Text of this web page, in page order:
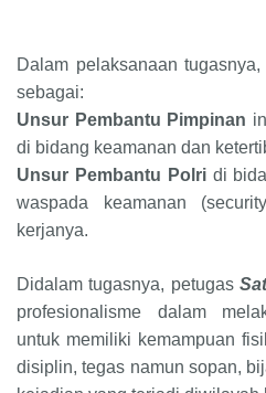
Dalam pelaksanaan
sebagai:
Unsur Pembantu Pimpinan
di bidang keamanan dan
Unsur Pembantu Polridi
waspada keamanan
kerjanya.
Didalam tugasnya, petugas
profesionalisme dalam
untuk memiliki kemampuan
disiplin, tegas namun sopan,